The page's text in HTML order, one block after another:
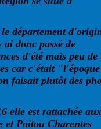
département
donc passé de
d'été mais peu de
car c'était
faisait plutôt des
elle est rattachée aux
et Poitou Charentes